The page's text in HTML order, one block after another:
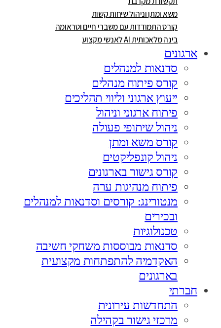
משא ומתן וניהול שיחות קשות
קורס התמודדות עם משברי חיים וטראומה
בינה מלאכותית AI לאנשי מקצוע
ארגונים
סדנאות למנהלים
קורס פיתוח מנהלים
ייעוץ ארגוני וליווי תהליכים
פיתוח ארגוני וניהול
ניהול שיתופי פעולה
קורס משא ומתן
ניהול קונפליקטים
קורס גישור בארגונים
פיתוח מנהיגות ערה
מנטורינג: קורסים וסדנאות למנהלים
ובכירים
טכנולוגיות
סדנאות מבוססות משחקי חשיבה
האקדמיה להתפתחות מקצועית
בארגונים
חברתי
התחדשות עירונית
מרכזי גישור בקהילה